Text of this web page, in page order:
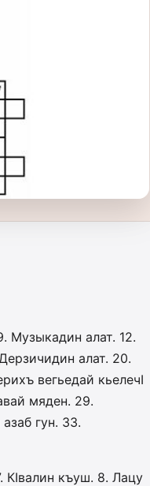
Музыкадин алат. 12.
алат. 20.
вегьедай кьелечI
мяден. 29.
гун. 33.
КIвалин къуш. 8. Лацу